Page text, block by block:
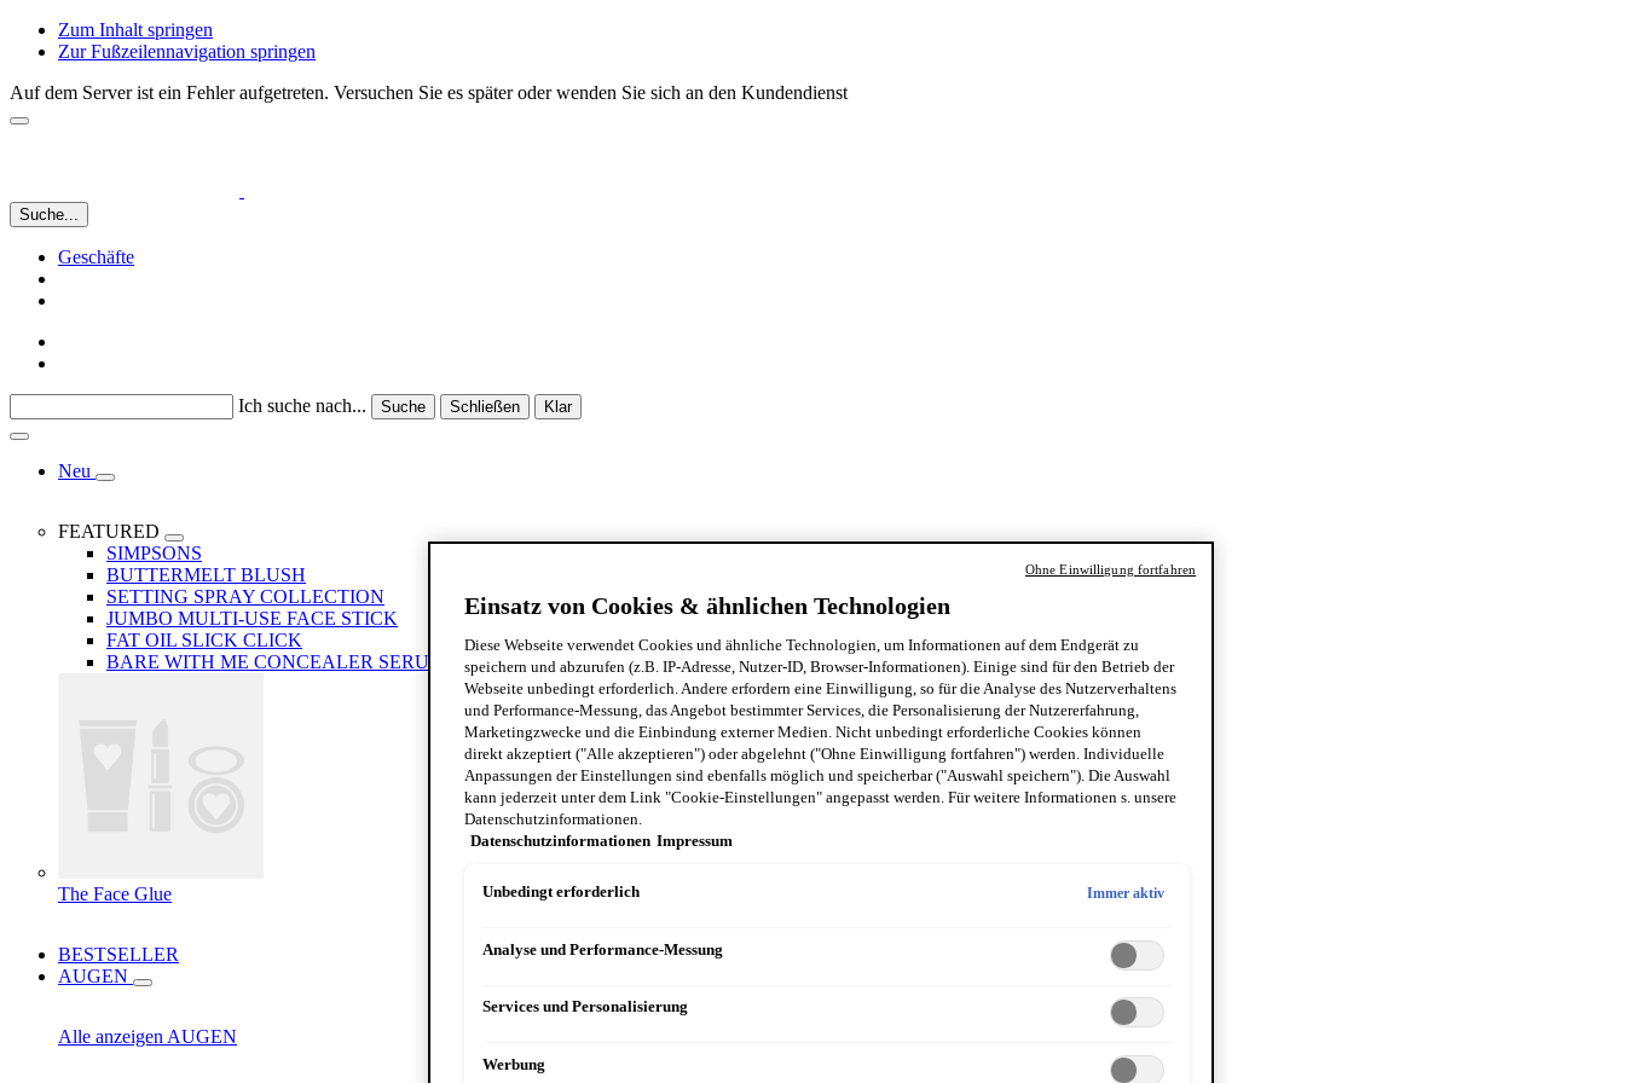
Zum Inhalt springen
Zur Fußzeilennavigation springen
Auf dem Server ist ein Fehler aufgetreten. Versuchen Sie es später oder wenden Sie sich an den Kundendienst
Suche...
Geschäfte
Ich suche nach... Suche Schließen Klar
Neu
FEATURED
SIMPSONS
BUTTERMELT BLUSH
SETTING SPRAY COLLECTION
JUMBO MULTI-USE FACE STICK
FAT OIL SLICK CLICK
BARE WITH ME CONCEALER SERUM
The Face Glue
BESTSELLER
AUGEN
Alle anzeigen AUGEN
Einsatz von Cookies & ähnlichen Technologien
Diese Webseite verwendet Cookies und ähnliche Technologien, um Informationen auf dem Endgerät zu
speichern und abzurufen (z.B. IP-Adresse, Nutzer-ID, Browser-Informationen). Einige sind für den Betrieb der
Webseite unbedingt erforderlich. Andere erfordern eine Einwilligung, so für die Analyse des Nutzerverhaltens
und Performance-Messung, das Angebot bestimmter Services, die Personalisierung der Nutzererfahrung,
Marketingzwecke und die Einbindung externer Medien. Nicht unbedingt erforderliche Cookies können
direkt akzeptiert ("Alle akzeptieren") oder abgelehnt ("Ohne Einwilligung fortfahren") werden. Individuelle
Anpassungen der Einstellungen sind ebenfalls möglich und speicherbar ("Auswahl speichern"). Die Auswahl
kann jederzeit unter dem Link "Cookie-Einstellungen" angepasst werden. Für weitere Informationen s. unsere
Datenschutzinformationen.
Datenschutzinformationen Impressum
Unbedingt erforderlich Immer aktiv
Analyse und Performance-Messung
Services und Personalisierung
Werbung
Ohne Einwilligung fortfahren